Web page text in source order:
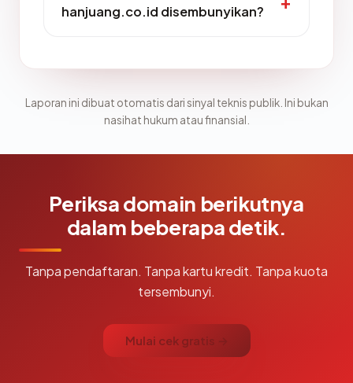
hanjuang.co.id disembunyikan?
Laporan ini dibuat otomatis dari sinyal teknis publik. Ini bukan
nasihat hukum atau finansial.
Periksa domain berikutnya
dalam beberapa detik.
Tanpa pendaftaran. Tanpa kartu kredit. Tanpa kuota
tersembunyi.
Mulai cek gratis →